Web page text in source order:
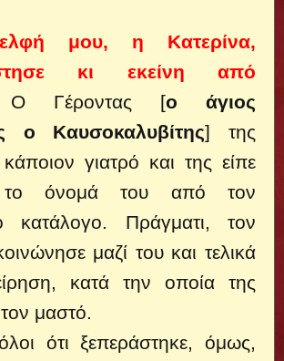
μου, η Κατερίνα,
κι εκείνη από
Ο Γέροντας [ο άγιος
ο Καυσοκαλυβίτης] της
γιατρό και της είπε
όνομά του από τον
κατάλογο.
Πράγματι, τον
μαζί του και τελικά
κατά την οποία της
μαστό.
ότι ξεπεράστηκε, όμως,